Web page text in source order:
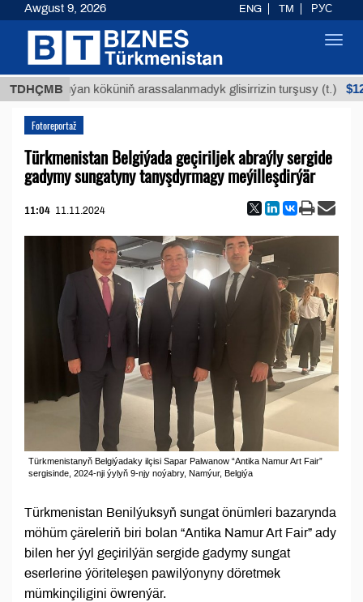
TDHÇMB
Buýan köküniň arassalanmadyk glisirrizin turşusy (t.)
Fotoreportaž
Türkmenistan Belgiýada geçiriljek abraýly sergide
gadymy sungatyny tanyşdyrmagy meýilleşdirýär
11:04 11.11.2024
Türkmenistanyň Belgiýadaky ilçisi Sapar Palwanow “Antika Namur Art Fair”
sergisinde, 2024-nji ýylyň 9-njy noýabry, Namýur, Belgiýa
Türkmenistan Benilýuksyň sungat önümleri bazarynda
möhüm çäreleriň biri bolan “Antika Namur Art Fair” ady
bilen her ýyl geçirilýän sergide gadymy sungat
eserlerine ýöriteleşen pawilýonyny döretmek
mümkinçiligini öwrenýär.
Awgust 9, 2026 ENG TM РУС